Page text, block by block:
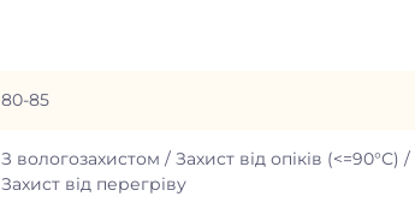
80-85
З вологозахистом / Захист від опіків (<=90°С) /
Захист від перегріву